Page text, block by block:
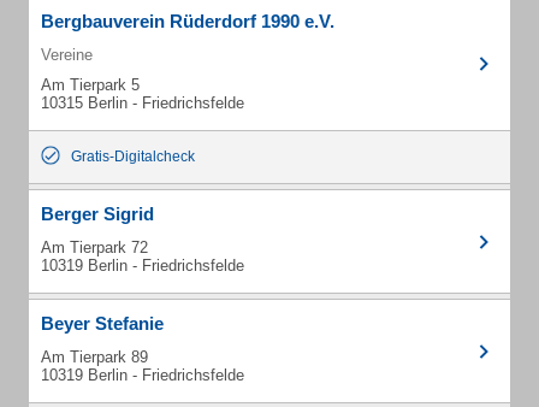
Bergbauverein Rüderdorf 1990 e.V.
Vereine
Am Tierpark 5
10315 Berlin - Friedrichsfelde
Gratis-Digitalcheck
Berger Sigrid
Am Tierpark 72
10319 Berlin - Friedrichsfelde
Beyer Stefanie
Am Tierpark 89
10319 Berlin - Friedrichsfelde